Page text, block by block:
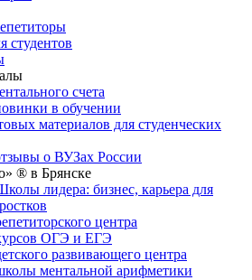
студентов
счета
в обучении
материалов для студенческих
о ВУЗах России
® в Брянске
лидера: бизнес, карьера для
центра
ОГЭ и ЕГЭ
развивающего центра
ментальной арифметики